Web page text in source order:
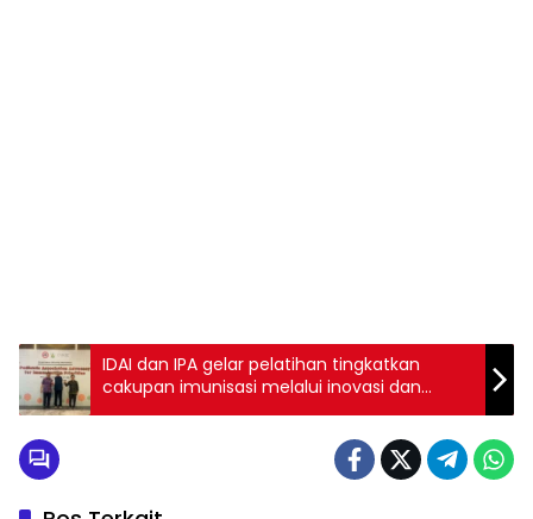
IDAI dan IPA gelar pelatihan tingkatkan
cakupan imunisasi melalui inovasi dan
advokasi